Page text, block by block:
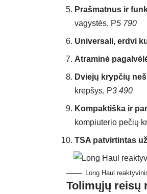
Prašmatnus ir
vagystės, P5 790
Universali, erdvi
Atraminė
Dviejų krypčių
krepšys, P3 490
Kompaktiška ir
kompiuterio pečių
TSA patvirtintas
Long Haul
Tolimųjų reisų